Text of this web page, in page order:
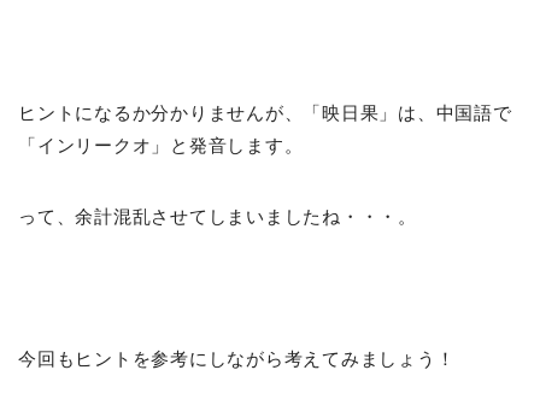
ヒントになるか分かりませんが、「映日果」は、中国語で
「インリークオ」と発音します。
って、余計混乱させてしまいましたね・・・。
今回もヒントを参考にしながら考えてみましょう！